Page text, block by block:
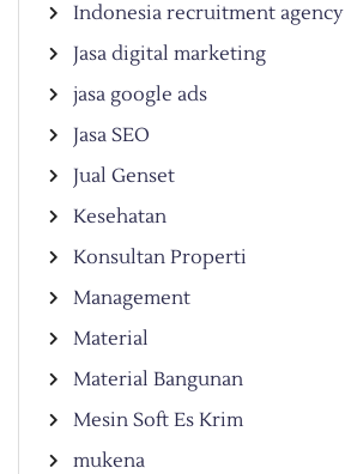
Indonesia recruitment agency
Jasa digital marketing
jasa google ads
Jasa SEO
Jual Genset
Kesehatan
Konsultan Properti
Management
Material
Material Bangunan
Mesin Soft Es Krim
mukena